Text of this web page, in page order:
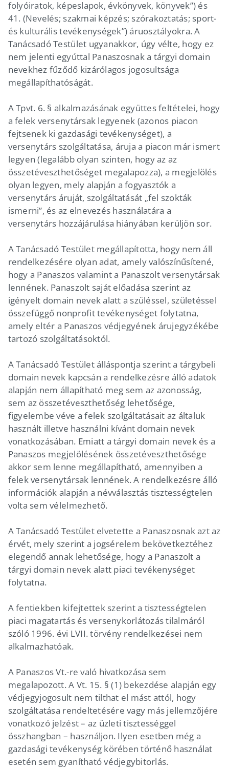
folyóiratok, képeslapok, évkönyvek, könyvek”) és
41. (Nevelés; szakmai képzés; szórakoztatás; sport-
és kulturális tevékenységek”) áruosztályokra. A
Tanácsadó Testület ugyanakkor, úgy vélte, hogy ez
nem jelenti egyúttal Panaszosnak a tárgyi domain
nevekhez fűződő kizárólagos jogosultsága
megállapíthatóságát.
A Tpvt. 6. § alkalmazásának együttes feltételei, hogy
a felek versenytársak legyenek (azonos piacon
fejtsenek ki gazdasági tevékenységet), a
versenytárs szolgáltatása, áruja a piacon már ismert
legyen (legalább olyan szinten, hogy az az
összetéveszthetőséget megalapozza), a megjelölés
olyan legyen, mely alapján a fogyasztók a
versenytárs áruját, szolgáltatását „fel szokták
ismerni”, és az elnevezés használatára a
versenytárs hozzájárulása hiányában kerüljön sor.
A Tanácsadó Testület megállapította, hogy nem áll
rendelkezésére olyan adat, amely valószínűsítené,
hogy a Panaszos valamint a Panaszolt versenytársak
lennének. Panaszolt saját előadása szerint az
igényelt domain nevek alatt a szüléssel, születéssel
összefüggő nonprofit tevékenységet folytatna,
amely eltér a Panaszos védjegyének árujegyzékébe
tartozó szolgáltatásoktól.
A Tanácsadó Testület álláspontja szerint a tárgybeli
domain nevek kapcsán a rendelkezésre álló adatok
alapján nem állapítható meg sem az azonosság,
sem az összetéveszthetőség lehetősége,
figyelembe véve a felek szolgáltatásait az általuk
használt illetve használni kívánt domain nevek
vonatkozásában. Emiatt a tárgyi domain nevek és a
Panaszos megjelölésének összetéveszthetősége
akkor sem lenne megállapítható, amennyiben a
felek versenytársak lennének. A rendelkezésre álló
információk alapján a névválasztás tisztességtelen
volta sem vélelmezhető.
A Tanácsadó Testület elvetette a Panaszosnak azt az
érvét, mely szerint a jogsérelem bekövetkeztéhez
elegendő annak lehetősége, hogy a Panaszolt a
tárgyi domain nevek alatt piaci tevékenységet
folytatna.
A fentiekben kifejtettek szerint a tisztességtelen
piaci magatartás és versenykorlátozás tilalmáról
szóló 1996. évi LVII. törvény rendelkezései nem
alkalmazhatóak.
A Panaszos Vt.-re való hivatkozása sem
megalapozott. A Vt. 15. § (1) bekezdése alapján egy
védjegyjogosult nem tilthat el mást attól, hogy
szolgáltatása rendeltetésére vagy más jellemzőjére
vonatkozó jelzést – az üzleti tisztességgel
összhangban – használjon. Ilyen esetben még a
gazdasági tevékenység körében történő használat
esetén sem gyanítható védjegybitorlás.